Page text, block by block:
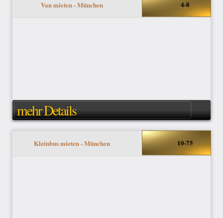
Van mieten - München 4-8
mehr Details
Kleinbus mieten - München 10-75